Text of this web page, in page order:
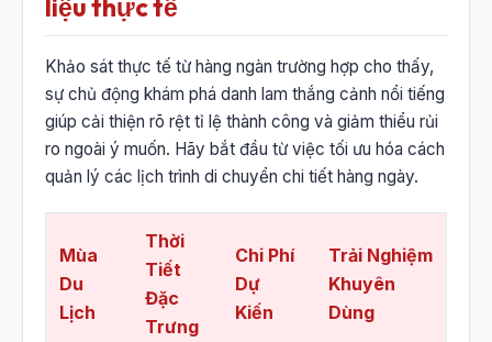
liệu thực tế
Khảo sát thực tế từ hàng ngàn trường hợp cho thấy,
sự chủ động khám phá danh lam thắng cảnh nổi tiếng
giúp cải thiện rõ rệt tỉ lệ thành công và giảm thiểu rủi
ro ngoài ý muốn. Hãy bắt đầu từ việc tối ưu hóa cách
quản lý các lịch trình di chuyển chi tiết hàng ngày.
Mùa
Du
Lịch
Thời
Tiết
Đặc
Trưng
Chi Phí
Dự
Kiến
Trải Nghiệm
Khuyên
Dùng